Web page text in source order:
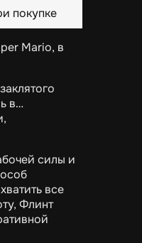
покупке
Mario, в
в…
силы и
все
Флинт